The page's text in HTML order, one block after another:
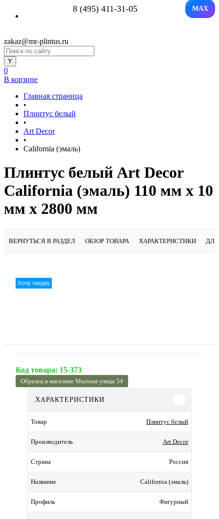
8 (495) 411-31-05 MAX
zakaz@mr-plintus.ru
0
В корзине
Главная страница
•
Плинтус белый
•
Art Decor
•
California (эмаль)
Плинтус белый Art Decor
California (эмаль) 110 мм х 10
мм х 2800 мм
ВЕРНУТЬСЯ В РАЗДЕЛ ОБЗОР ТОВАРА ХАРАКТЕРИСТИКИ
Хочу скидку
Код товара: 15-373
Образец в магазине Мытная улица 54
ХАРАКТЕРИСТИКИ
Товар Плинтус белый
Производитель Art Decor
Страна Россия
Название California (эмаль)
Профиль Фигурный